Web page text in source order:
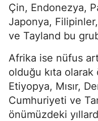
Çin, Endonezya,
Japonya,
ve Tayland bu
Afrika ise nüfus
olduğu kıta olarak
Etiyopya, Mısır,
Cumhuriyeti ve
önümüzdeki